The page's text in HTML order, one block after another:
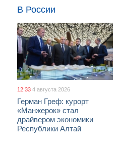
В России
12:33 4 августа 2026
Герман Греф: курорт
«Манжерок» стал
драйвером экономики
Республики Алтай